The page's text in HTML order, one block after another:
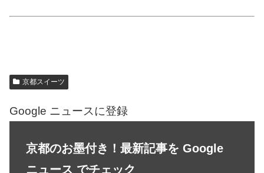
京都スイーツ
Google ニュースに登録
京都のお墨付き！最新記事を Google
ニュース でチェック